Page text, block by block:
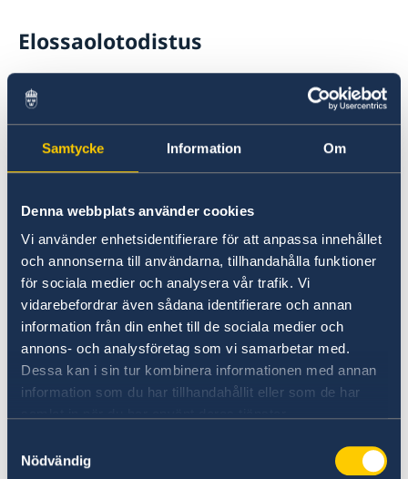
Samtycke Information Om
Denna webbplats använder cookies
Vi använder enhetsidentifierare för att anpassa innehållet
och annonserna till användarna, tillhandahålla funktioner
för sociala medier och analysera vår trafik. Vi
vidarebefordrar även sådana identifierare och annan
information från din enhet till de sociala medier och
annons- och analysföretag som vi samarbetar med.
Dessa kan i sin tur kombinera informationen med annan
information som du har tillhandahållit eller som de har
Nödvändig
Elossaolotodistus
Ulkomailla asuville Ruotsista eläkettä saaville
henkilöille lähetetään vuosittain
elossaolotodistus. Sinulle, joka asut Ruotsin
ulkopuolella, elossaolotodistus on tapa
todistaa esimerkiksi Ruotsin Eläkevirastolle
Kun olet saanut elossaolotodistuksesi, voit
kääntyä Ruotsin suurlähetystön tai konsulaatin
puoleen hyväksyttääksesi sen. Todistuksen voi
hyväksyttää myös joillakin suomalaisilla
viranomaisilla.
Hyväksyttämistä varten tarvitaan
elossaolotodistus, voimassa oleva
käynti viranomaisen luona. Ota huomioon, että